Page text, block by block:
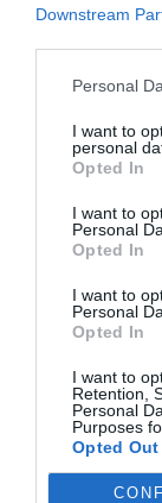
Downstream
Personal
I want to
personal
Opted In
I want to
Personal
Opted In
I want to
Personal
Opted In
I want to
Retention,
Personal
Purposes
Opted Out
Bjud på
Tapas kallas
otaliga